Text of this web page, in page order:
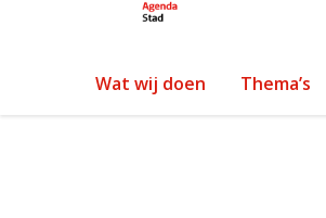
Wat wij doen Thema’s